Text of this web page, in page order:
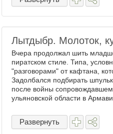
Лытдыбр. Молоток,
Вчера продолжал шить
пиратском стиле. Типа,
"разговорами" от кафтана,
Задолбался подбирать
после войны
ульяновской области в
Развернуть